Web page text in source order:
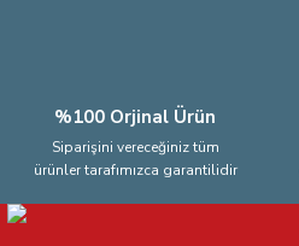
%100 Orjinal Ürün
Siparişini vereceğiniz tüm
ürünler tarafımızca garantilidir